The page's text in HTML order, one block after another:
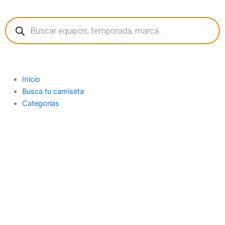
contenido
Búsqueda
de
productos
Inicio
Busca tu camiseta
Categorías